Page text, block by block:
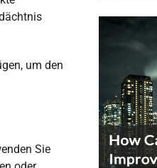
um den
Sie